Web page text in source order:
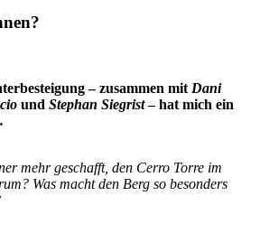
– zusammen mit Dani
und Stephan Siegrist– hat mich ein
mehr geschafft, den Cerro Torre im
Was macht den Berg so besonders